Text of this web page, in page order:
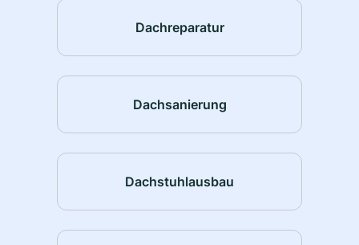
Dachreparatur
Dachsanierung
Dachstuhlausbau